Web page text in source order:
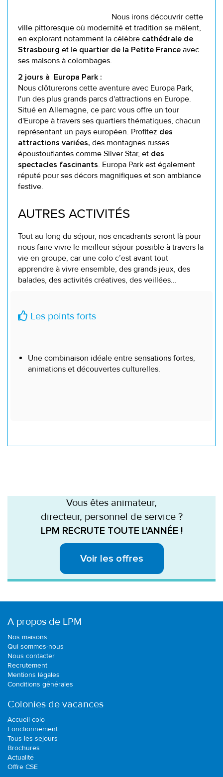
Nous irons découvrir cette
ville pittoresque où modernité et tradition se mêlent,
en explorant notamment la célèbre cathédrale de
Strasbourg et le quartier de la Petite France avec
ses maisons à colombages.
2 jours à Europa Park :
Nous clôturerons cette aventure avec Europa Park,
l'un des plus grands parcs d'attractions en Europe.
Situé en Allemagne, ce parc vous offre un tour
d'Europe à travers ses quartiers thématiques, chacun
représentant un pays européen. Profitez des
attractions variées, des montagnes russes
époustouflantes comme Silver Star, et des
spectacles fascinants. Europa Park est également
réputé pour ses décors magnifiques et son ambiance
festive.
AUTRES ACTIVITÉS
Tout au long du séjour, nos encadrants seront là pour
nous faire vivre le meilleur séjour possible à travers la
vie en groupe, car une colo c’est avant tout
apprendre à vivre ensemble, des grands jeux, des
balades, des activités créatives, des veillées…
Les points forts
Une combinaison idéale entre sensations fortes,
animations et découvertes culturelles.
Vous êtes animateur,
directeur, personnel de service ?
LPM RECRUTE TOUTE L’ANNÉE !
Voir les offres
A propos de LPM
Nos maisons
Qui sommes-nous
Nous contacter
Recrutement
Mentions légales
Conditions générales
Colonies de vacances
Accueil colo
Fonctionnement
Tous les séjours
Brochures
Actualité
Offre CSE